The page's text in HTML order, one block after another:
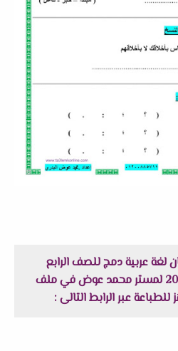
لغة عربية دمج للصف الرابع
الابتدائى الترم الاول 2024 لمستر محمد عوض في ملف